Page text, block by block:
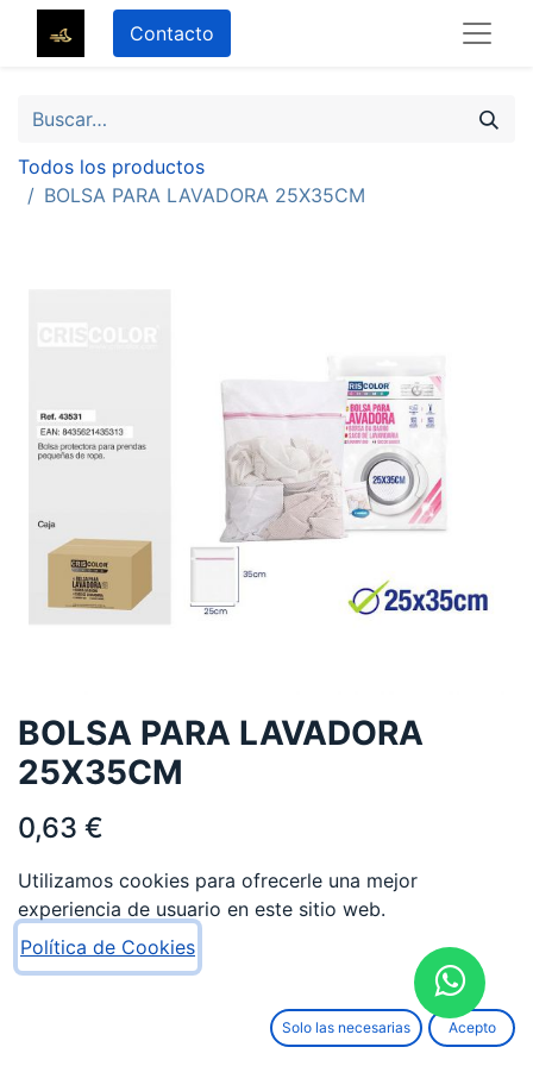
Contacto
Todos los productos
BOLSA PARA LAVADORA 25X35CM
BOLSA PARA LAVADORA
25X35CM
0,63 €
AÑADIR AL CARRITO
Utilizamos cookies para ofrecerle una mejor
experiencia de usuario en este sitio web.
Política de Cookies
Solo las necesarias Acepto